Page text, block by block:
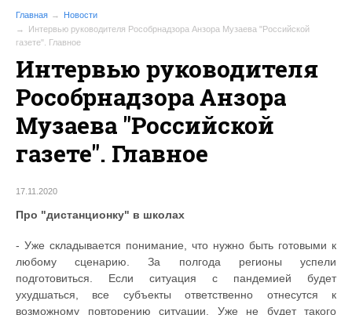
Главная
Новости
Интервью руководителя Рособрнадзора Анзора Музаева "Российской
газете". Главное
Интервью руководителя
Рособрнадзора Анзора
Музаева "Российской
газете". Главное
17.11.2020
Про "дистанционку" в школах
- Уже складывается понимание, что нужно быть готовыми к
любому сценарию. За полгода регионы успели
подготовиться. Если ситуация с пандемией будет
ухудшаться, все субъекты ответственно отнесутся к
возможному повторению ситуации. Уже не будет такого